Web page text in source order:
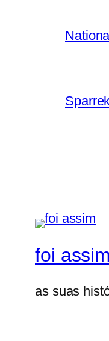
foi assim
as suas